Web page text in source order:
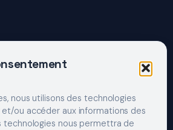
nous utilisons des technologies
ou accéder aux informations des
technologies nous permettra de